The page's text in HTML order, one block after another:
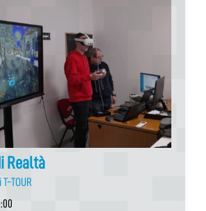
Realtà
TOUR